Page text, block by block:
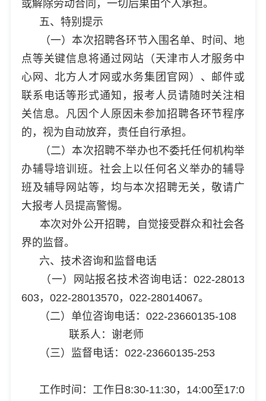
或解除劳动合同，一切后果由个人承担。
五、特别提示
（一）本次招聘各环节入围名单、时间、地
点等关键信息将通过网站（天津市人才服务中
心网、北方人才网或水务集团官网）、邮件或
联系电话等形式通知，报考人员请随时关注相
关信息。凡因个人原因未参加招聘各环节程序
的，视为自动放弃，责任自行承担。
（二）本次招聘不举办也不委托任何机构举
办辅导培训班。社会上以任何名义举办的辅导
班及辅导网站等，均与本次招聘无关，敬请广
大报考人员提高警惕。
本次对外公开招聘，自觉接受群众和社会各
界的监督。
六、技术咨询和监督电话
（一）网站报名技术咨询电话：022-28013
603，022-28013570，022-28014067。
（二）单位咨询电话：022-23660135-108
联系人：谢老师
（三）监督电话：022-23660135-253
工作时间：工作日8:30-11:30，14:00至17:0